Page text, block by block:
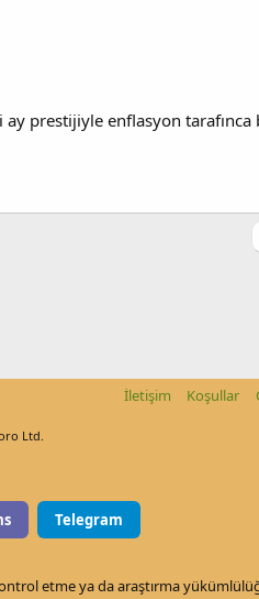
prestijiyle enflasyon
İletişim Koşullar
Ltd.
Telegram
etme ya da araştırma